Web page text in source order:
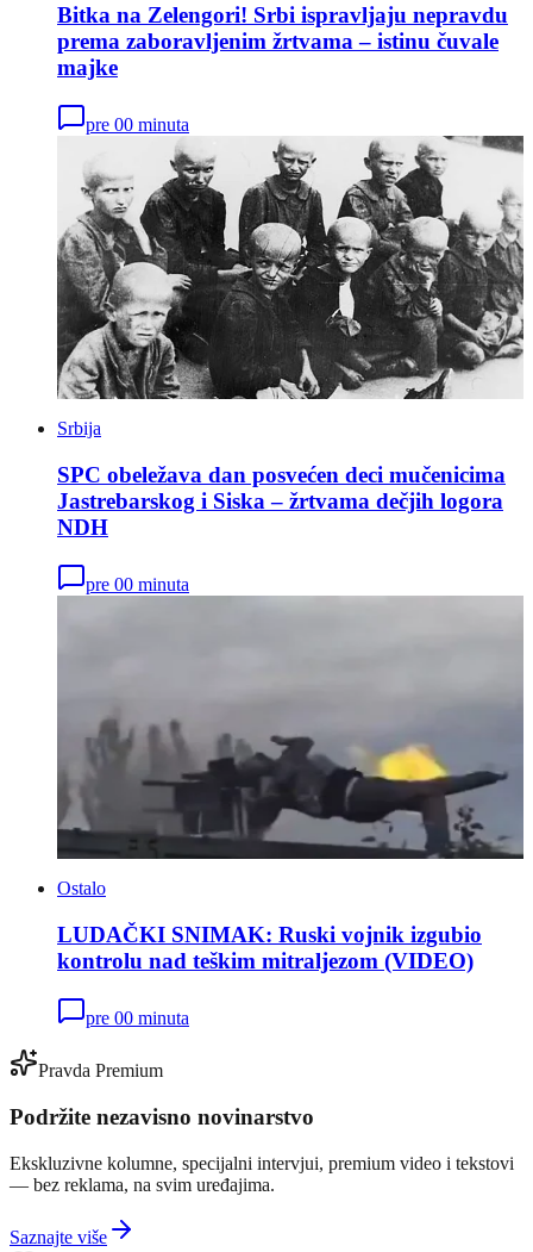
Bitka na Zelengori! Srbi ispravljaju nepravdu
prema zaboravljenim žrtvama – istinu čuvale
majke
pre 00 minuta
Srbija
SPC obeležava dan posvećen deci mučenicima
Jastrebarskog i Siska – žrtvama dečjih logora
NDH
pre 00 minuta
Ostalo
LUDAČKI SNIMAK: Ruski vojnik izgubio
kontrolu nad teškim mitraljezom (VIDEO)
pre 00 minuta
Pravda Premium
Podržite nezavisno novinarstvo
Ekskluzivne kolumne, specijalni intervjui, premium video i tekstovi
— bez reklama, na svim uređajima.
Saznajte više